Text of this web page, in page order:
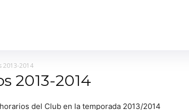
2013-2014
2013-2014
del Club en la temporada 2013/2014